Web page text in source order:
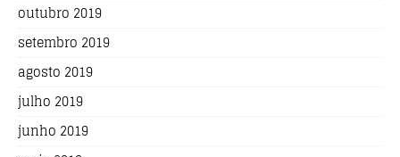
outubro 2019
setembro 2019
agosto 2019
julho 2019
junho 2019